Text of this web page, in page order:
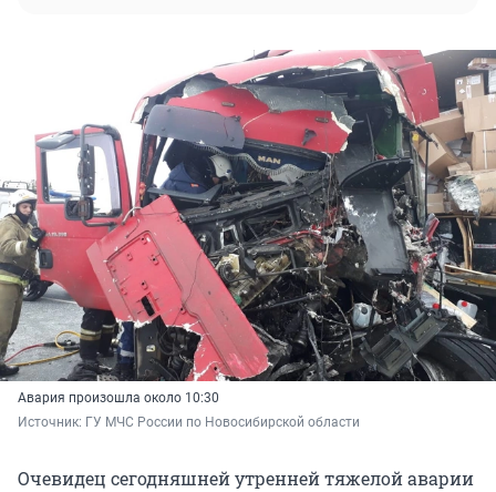
Авария произошла около 10:30
Источник: ГУ МЧС России по Новосибирской области
Очевидец сегодняшней утренней тяжелой аварии